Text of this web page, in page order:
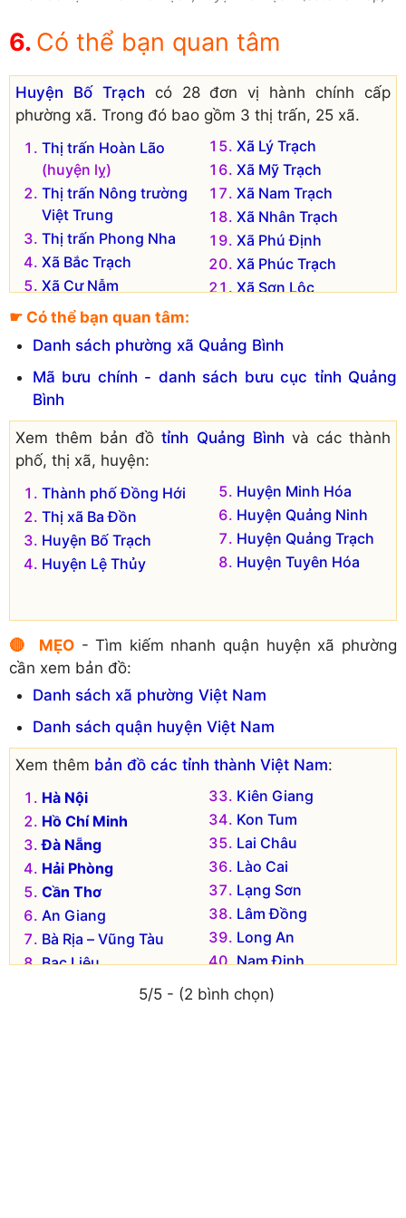
Có thể bạn quan tâm
Huyện Bố Trạch có 28 đơn vị hành chính cấp
phường xã. Trong đó bao gồm 3 thị trấn, 25 xã.
Thị trấn Hoàn Lão
(huyện lỵ)
Thị trấn Nông trường
Việt Trung
Thị trấn Phong Nha
Xã Bắc Trạch
Xã Cự Nẫm
Xã Đại Trạch
Xã Đức Trạch
Xã Hạ Trạch
Xã Hải Phú
Xã Hòa Trạch
Xã Hưng Trạch
Xã Lâm Trạch
Xã Liên Trạch
Xã Lý Trạch
Xã Mỹ Trạch
Xã Nam Trạch
Xã Nhân Trạch
Xã Phú Định
Xã Phúc Trạch
Xã Sơn Lộc
Xã Tây Trạch
Xã Thanh Trạch
Xã Thượng Trạch
Xã Vạn Trạch
Xã Xuân Trạch
Đơn vị hành chính cũ hiện không còn tồn tại là:
Xã Hải Trạch
Xã Phú Trạch
☛ Có thể bạn quan tâm:
Danh sách phường xã Quảng Bình
Mã bưu chính - danh sách bưu cục tỉnh Quảng
Bình
Xem thêm bản đồtỉnh Quảng Bình và các thành
phố, thị xã, huyện:
Thành phố Đồng Hới
Thị xã Ba Đồn
Huyện Bố Trạch
Huyện Lệ Thủy
Huyện Minh Hóa
Huyện Quảng Ninh
Huyện Quảng Trạch
Huyện Tuyên Hóa
🔴 MẸO- Tìm kiếm nhanh quận huyện xã phường
cần xem bản đồ:
Danh sách xã phường Việt Nam
Danh sách quận huyện Việt Nam
Xem thêm bản đồ các tỉnh thành Việt Nam:
Hà Nội
Hồ Chí Minh
Đà Nẵng
Hải Phòng
Cần Thơ
An Giang
Bà Rịa – Vũng Tàu
Bạc Liêu
Kiên Giang
Kon Tum
Lai Châu
Lào Cai
Lạng Sơn
Lâm Đồng
Long An
Nam Định
Nghệ An
Ninh Bình
5/5 - (2 bình chọn)